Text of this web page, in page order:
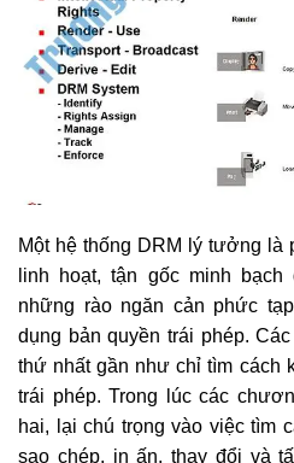
Một hệ thống DRM lý tưởng là
linh hoạt, tận gốc minh
những rào ngăn cản phức
dụng bản quyền trái phép.
thứ nhất gần như chỉ tìm cách
trái phép. Trong lúc các
hai, lại chú trọng vào việc tìm
sao chép, in ấn, thay đổi và